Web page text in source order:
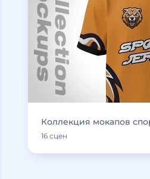
Коллекция мокапов
16 сцен